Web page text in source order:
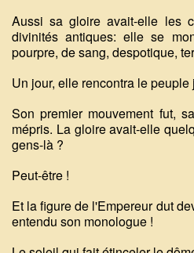
Aussi sa gloire avait-elle les
divinités antiques: elle se
pourpre, de sang, despotique,
Un jour, elle rencontra le peuple
Son premier mouvement fut,
mépris. La gloire avait-elle
gens-là ?
Peut-être !
Et la figure de l'Empereur dut
entendu son monologue !